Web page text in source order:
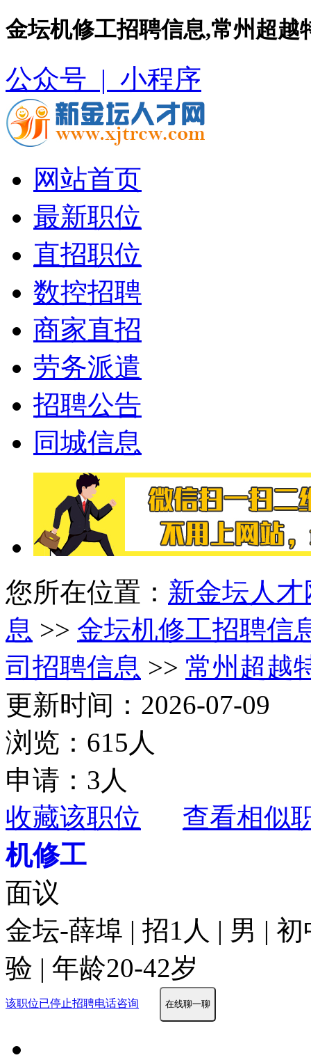
金坛机修工招聘信息,常州超
公众号 | 小程序
网站首页
最新职位
直招职位
数控招聘
商家直招
劳务派遣
招聘公告
同城信息
您所在位置： 新金坛人才
息 >> 金坛机修工招聘信
司招聘信息 >> 常州超越
更新时间：2026-07-09
浏览：615人
申请：3人
收藏该职位
查看相似
机修工
面议
金坛-薛埠 | 招1人 | 男 |
验 | 年龄20-42岁
该职位已停止招聘电话咨询 在线聊一聊